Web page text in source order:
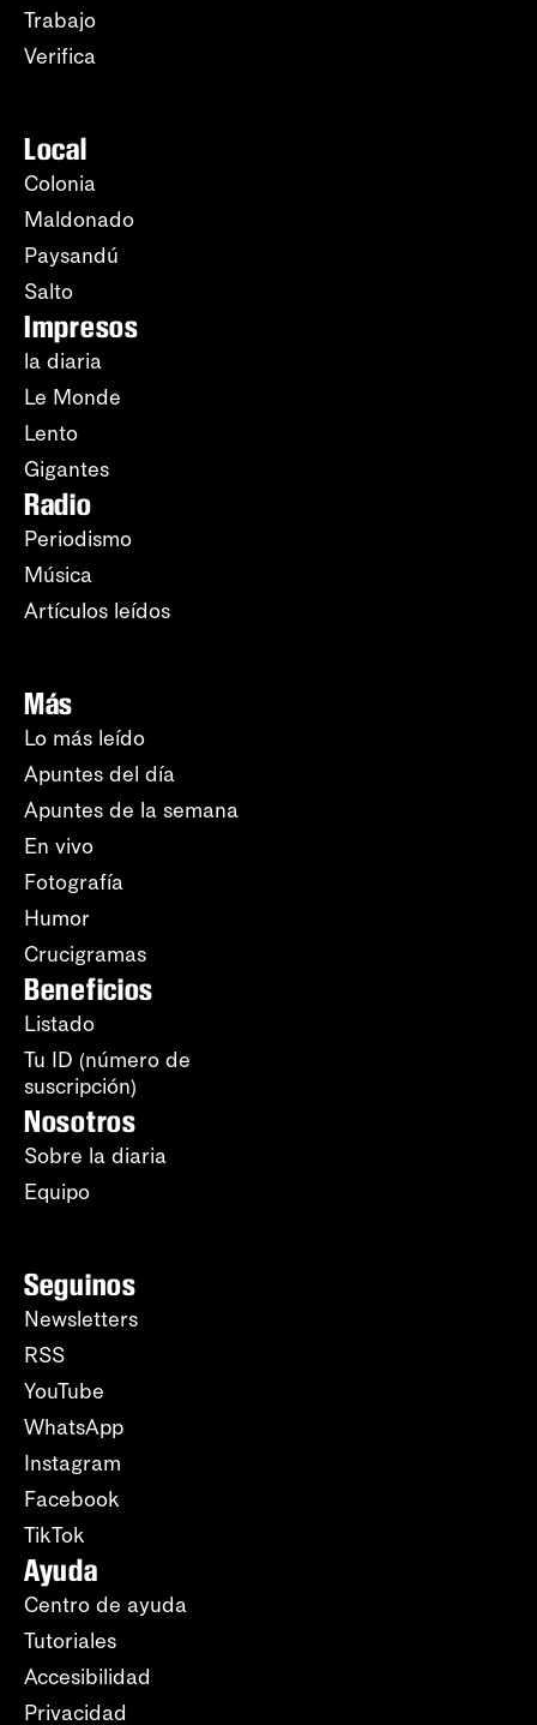
Trabajo
Verifica
Local
Colonia
Maldonado
Paysandú
Salto
Impresos
la diaria
Le Monde
Lento
Gigantes
Radio
Periodismo
Música
Artículos leídos
Más
Lo más leído
Apuntes del día
Apuntes de la semana
En vivo
Fotografía
Humor
Crucigramas
Beneficios
Listado
Tu ID (número de
suscripción)
Nosotros
Sobre la diaria
Equipo
Seguinos
Newsletters
RSS
YouTube
WhatsApp
Instagram
Facebook
TikTok
Ayuda
Centro de ayuda
Tutoriales
Accesibilidad
Privacidad